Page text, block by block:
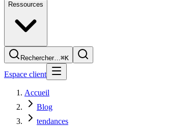
Ressources
Rechercher…⌘K
Espace client
Accueil
Blog
tendances